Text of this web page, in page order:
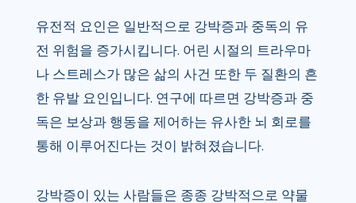
유전적 요인은 일반적으로 강박증과 중독의 유
전 위험을 증가시킵니다. 어린 시절의 트라우마
나 스트레스가 많은 삶의 사건 또한 두 질환의 흔
한 유발 요인입니다. 연구에 따르면 강박증과 중
독은 보상과 행동을 제어하는 ​​유사한 뇌 회로를
통해 이루어진다는 것이 밝혀졌습니다.
강박증이 있는 사람들은 종종 강박적으로 약물